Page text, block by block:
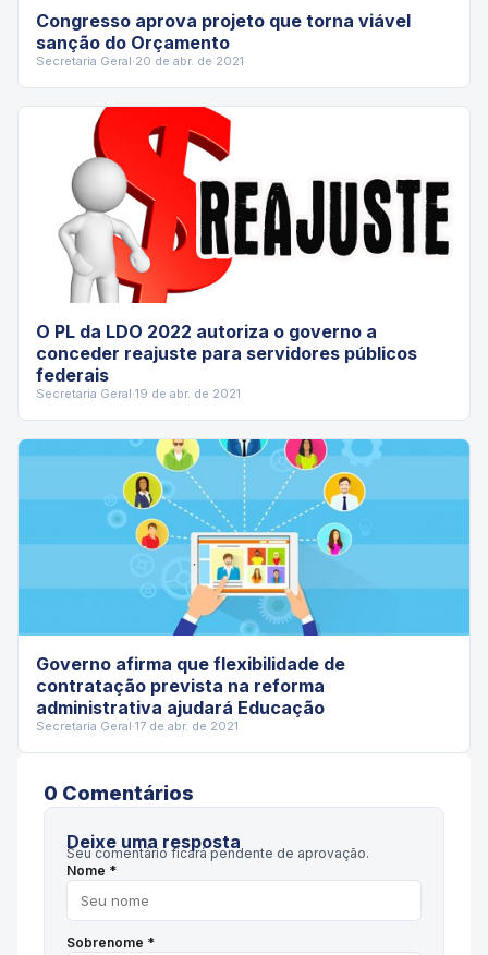
Congresso aprova projeto que torna viável
sanção do Orçamento
Secretaria Geral·20 de abr. de 2021
O PL da LDO 2022 autoriza o governo a
conceder reajuste para servidores públicos
federais
Secretaria Geral·19 de abr. de 2021
Governo afirma que flexibilidade de
contratação prevista na reforma
administrativa ajudará Educação
Secretaria Geral·17 de abr. de 2021
0 Comentários
Deixe uma resposta
Seu comentário ficará pendente de aprovação.
Nome *
Sobrenome *